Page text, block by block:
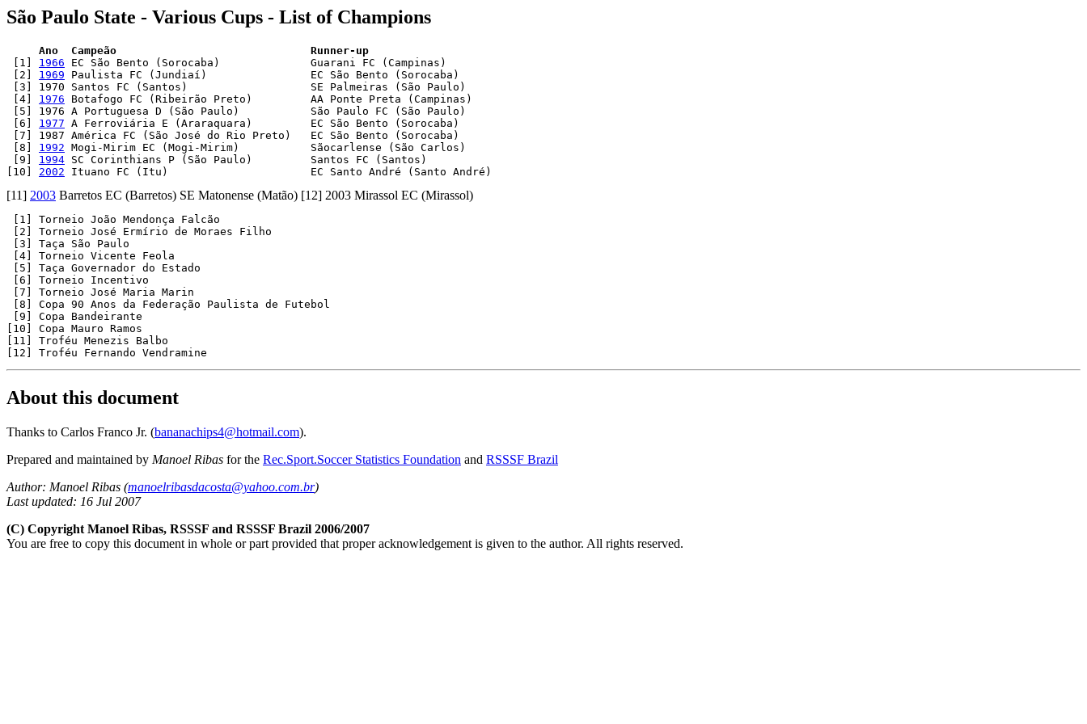
São Paulo State - Various Cups - List of Champions
[1] 1966 EC São Bento (Sorocaba)              Guarani FC (Campinas)
[2] 1969 Paulista FC (Jundiaí)                EC São Bento (Sorocaba)
[3] 1970 Santos FC (Santos)                   SE Palmeiras (São Paulo)
[4] 1976 Botafogo FC (Ribeirão Preto)         AA Ponte Preta (Campinas)
[5] 1976 A Portuguesa D (São Paulo)           São Paulo FC (São Paulo)
[6] 1977 A Ferroviária E (Araraquara)         EC São Bento (Sorocaba)
[7] 1987 América FC (São José do Rio Preto)   EC São Bento (Sorocaba)
[8] 1992 Mogi-Mirim EC (Mogi-Mirim)           Sãocarlense (São Carlos)
[9] 1994 SC Corinthians P (São Paulo)         Santos FC (Santos)
[10] 2002 Ituano FC (Itu)                      EC Santo André (Santo André)
[11] 2003 Barretos EC (Barretos) SE Matonense (Matão) [12] 2003 Mirassol EC (Mirassol)
[1] Torneio João Mendonça Falcão
[2] Torneio José Ermírio de Moraes Filho
[3] Taça São Paulo
[4] Torneio Vicente Feola
[5] Taça Governador do Estado
[6] Torneio Incentivo
[7] Torneio José Maria Marin
[8] Copa 90 Anos da Federação Paulista de Futebol
[9] Copa Bandeirante
[10] Copa Mauro Ramos
[11] Troféu Menezis Balbo
[12] Troféu Fernando Vendramine
About this document
Thanks to Carlos Franco Jr. (bananachips4@hotmail.com).
Prepared and maintained by Manoel Ribas for the Rec.Sport.Soccer Statistics Foundation and RSSSF Brazil
Author: Manoel Ribas (manoelribasdacosta@yahoo.com.br)
Last updated: 16 Jul 2007
(C) Copyright Manoel Ribas, RSSSF and RSSSF Brazil 2006/2007
You are free to copy this document in whole or part provided that proper acknowledgement is given to the author. All rights reserved.